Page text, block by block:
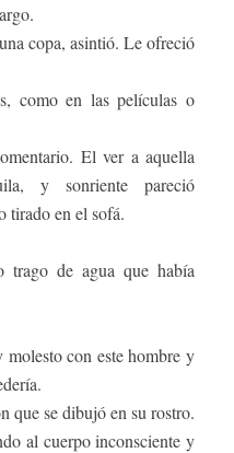
copa, asintió. Le ofreció
como en las películas o
El ver a aquella
y sonriente pareció
tirado en el sofá.
trago de agua que había
con este hombre y
que se dibujó en su rostro.
al cuerpo inconsciente y